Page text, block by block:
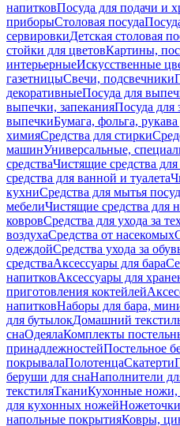
напитковПосуда для подачи и
приборыСтоловая посуда
сервировкиДетская столовая
стойки для цветовКартины,
интерьерныеИскусственные
газетницыСвечи, подсвечники
декоративныеПосуда для
выпечки, запеканияПосуда для
выпечкиБумага, фольга,
химияСредства для стирки
машинУниверсальные,
средстваЧистящие средства для
средства для ванной и туалета
кухниСредства для мытья
мебелиЧистящие средства для
ковровСредства для ухода за
воздухаСредства от насекомых
одеждойСредства ухода за
средстваАксессуары для бара
напитковАксессуары для
приготовления коктейлей
напитковНаборы для бара,
для бутылокДомашний
снаОдеялаКомплекты
принадлежностейПостельное
покрывалаПолотенцаСкатерти
беруши для снаНаполнители
текстиляТканиКухонные ножи,
для кухонных ножей
напольные покрытияКовры,